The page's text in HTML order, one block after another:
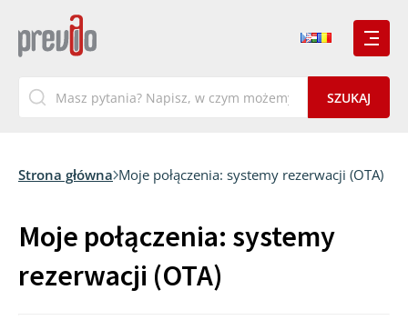
Strona główna Moje połączenia: systemy rezerwacji (OTA)
Moje połączenia: systemy
rezerwacji (OTA)